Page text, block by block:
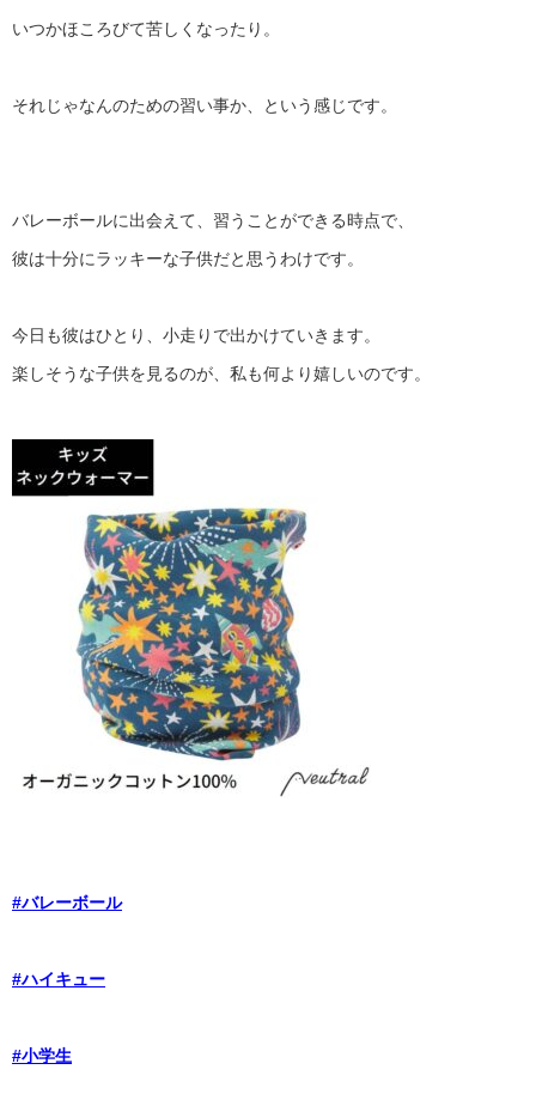
いつかほころびて苦しくなったり。
それじゃなんのための習い事か、という感じです。
バレーボールに出会えて、習うことができる時点で、
彼は十分にラッキーな子供だと思うわけです。
今日も彼はひとり、小走りで出かけていきます。
楽しそうな子供を見るのが、私も何より嬉しいのです。
#バレーボール
#ハイキュー
#小学生